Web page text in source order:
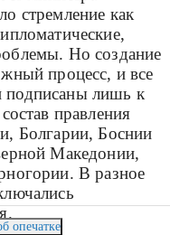
опечатке
стремление как
Но создание
процесс, и все
подписаны лишь к
правления
Болгарии, Боснии
Македонии,
В разное